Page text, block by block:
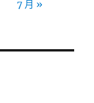
7 月 »